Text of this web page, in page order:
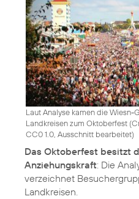
Laut Analyse kamen die Wiesn-
Landkreisen zum Oktoberfest (
CC0 1.0, Ausschnitt bearbeitet)
Das Oktoberfest besitzt
Anziehungskraft: Die
verzeichnet
Landkreisen.